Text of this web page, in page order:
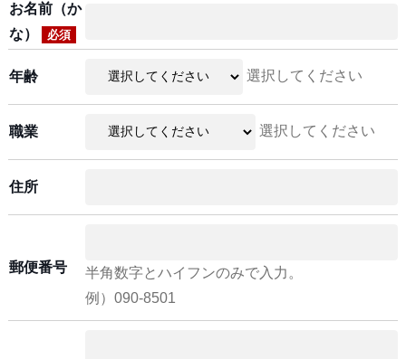
お名前（か
な）
必須
年齢 選択してください
職業 選択してください
住所
郵便番号
半角数字とハイフンのみで入力。
例）090-8501